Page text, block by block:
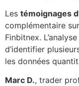
Les témoignages
complémentaire
Finbitnex.
d’identifier
les données
Marc D., trader